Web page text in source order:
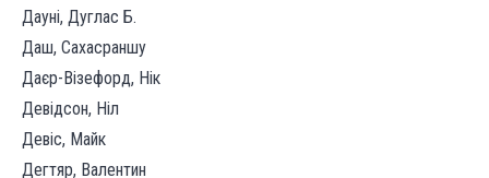
Дауні, Дуглас Б.
Даш, Сахасраншу
Даєр-Візефорд, Нік
Девідсон, Ніл
Девіс, Майк
Дегтяр, Валентин